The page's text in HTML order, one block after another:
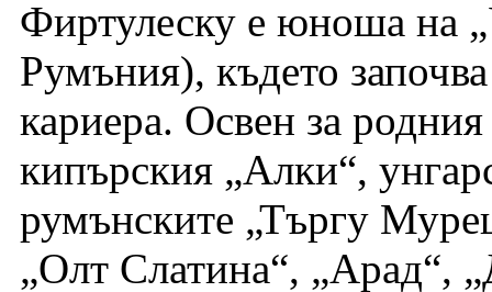
Фиртулеску е юноша на
Румъния), където
кариера. Освен за
кипърския „Алки“,
румънските „Търгу
„Олт Слатина“, „Арад“,